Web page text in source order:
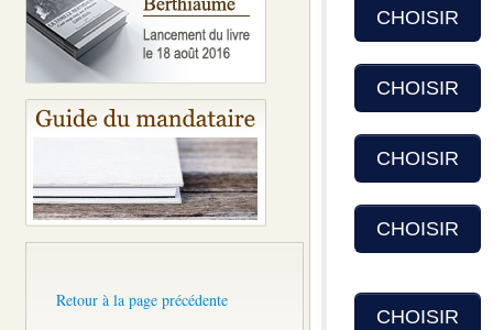
Retour à la page précédente
CHOISIR
CHOISIR
CHOISIR
CHOISIR
CHOISIR